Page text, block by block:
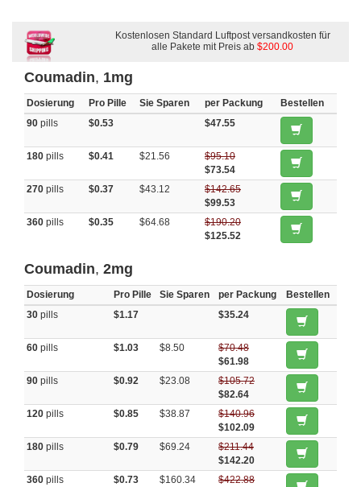
Kostenlosen Standard Luftpost versandkosten für
alle Pakete mit Preis ab$200.00
Coumadin, 1mg
Dosierung Pro Pille Sie Sparen per Packung
Bestellen
90 pills $0.53 $47.55
180 pills $0.41 $21.56
$95.10
$73.54
270 pills $0.37 $43.12
$142.65
$99.53
360 pills $0.35 $64.68
$190.20
$125.52
Coumadin, 2mg
Dosierung Pro Pille Sie Sparen per Packung
Bestellen
30 pills $1.17 $35.24
60 pills $1.03 $8.50
$70.48
$61.98
90 pills $0.92 $23.08
$105.72
$82.64
120 pills $0.85 $38.87
$140.96
$102.09
180 pills $0.79 $69.24
$211.44
$142.20
360 pills $0.73 $160.34
$422.88